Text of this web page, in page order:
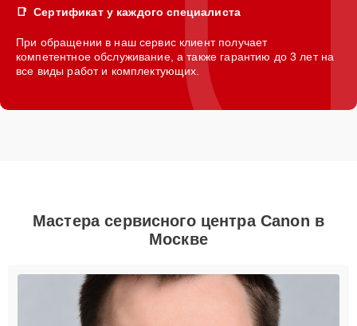
Сертификат у каждого специалиста
При обращении в наш сервис клиент получает
компетентное обслуживание, а также гарантию до 3 лет на
все виды работ и комплектующих.
Мастера сервисного центра Canon в
Москве